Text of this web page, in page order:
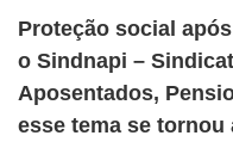
Proteção social
o Sindnapi –
Aposentados,
esse tema se